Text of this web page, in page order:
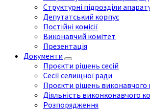
Структурні підрозділи
Депутатський корпус
Постійні комісії
Виконавчий комітет
Презентація
Документи
Проєкти рішень сесій
Сесії селищної ради
Проєкти рішень виконавчого
Діяльність виконконавчого
Розпорядження